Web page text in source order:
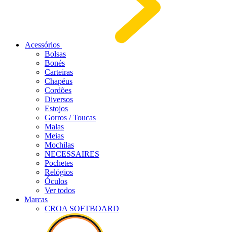
Acessórios
Bolsas
Bonés
Carteiras
Chapéus
Cordões
Diversos
Estojos
Gorros / Toucas
Malas
Meias
Mochilas
NECESSAIRES
Pochetes
Relógios
Óculos
Ver todos
Marcas
CROA SOFTBOARD